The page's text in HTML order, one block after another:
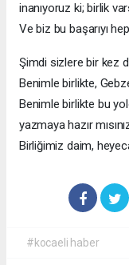
inanıyoruz ki; birlik
Ve biz bu başarıyı
Şimdi sizlere bir kez
Benimle birlikte,
Benimle birlikte bu
yazmaya hazır
Birliğimiz daim,
#kocaeli haber